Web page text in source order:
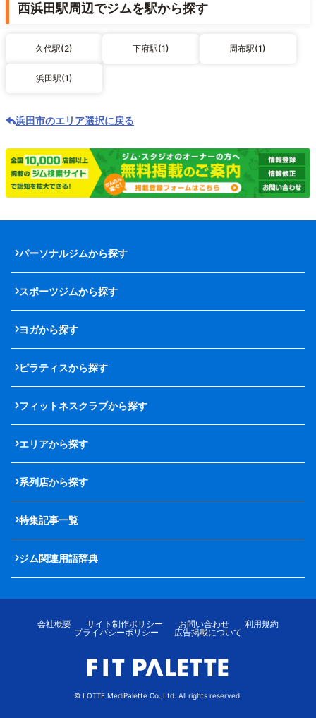
西浜田駅周辺でジムを駅から探す
久代駅(2) 下府駅(1) 周布駅(1)
浜田駅(1)
浜田市のエリア選択に戻る
パーソナルジムから探す
スポーツジムから探す
ヨガから探す
ピラティスから探す
フィットネスクラブから探す
エリアから探す
系列店から探す
特集記事一覧
ジム関連用語辞典
会社概要 サイト制作ポリシー お問い合わせ
利用規約
プライバシーポリシー
広告掲載について
© LOTTE MediPalette Co.,Ltd. All rights reserved.